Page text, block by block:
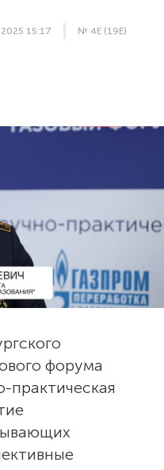
15:17 № 4E (19E)
форума
практическая